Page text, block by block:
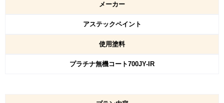
メーカー
アステックペイント
使用塗料
プラチナ無機コート700JY-IR